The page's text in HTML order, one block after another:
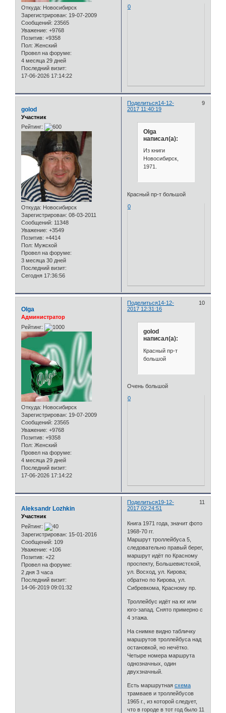
Откуда: Новосибирск
Зарегистрирован: 19-07-2009
Сообщений: 23565
Уважение: +9768
Позитив: +9358
Пол: Женский
Провел на форуме:
4 месяца 29 дней
Последний визит:
17-06-2026 17:14:22
0
Поделиться 9
14-12-
2017 11:40:19
golod
Участник
Рейтинг:
Откуда: Новосибирск
Зарегистрирован: 08-03-2011
Сообщений: 11348
Уважение: +3549
Позитив: +4414
Пол: Мужской
Провел на форуме:
3 месяца 30 дней
Последний визит:
Сегодня 17:36:56
Olga
написал(а):
Из книги
Новосибирск,
1971.
Красный пр-т большой
0
Поделиться 10
14-12-
2017 12:31:16
Olga
Администратор
Рейтинг:
Откуда: Новосибирск
Зарегистрирован: 19-07-2009
Сообщений: 23565
Уважение: +9768
Позитив: +9358
Пол: Женский
Провел на форуме:
4 месяца 29 дней
Последний визит:
17-06-2026 17:14:22
golod
написал(а):
Красный пр-т
большой
Очень большой
0
Поделиться 11
19-12-
2017 02:24:51
Aleksandr Lozhkin
Участник
Рейтинг:
Зарегистрирован: 15-01-2016
Сообщений: 109
Уважение: +106
Позитив: +22
Провел на форуме:
2 дня 3 часа
Последний визит:
14-06-2019 09:01:32
Книга 1971 года, значит фото
1968-70 гг.
Маршрут троллейбуса 5,
следовательно правый берег,
маршрут идёт по Красному
проспекту, Большевистской,
ул. Восход, ул. Кирова;
обратно по Кирова, ул.
Сибревкома, Красному пр.
Троллейбус идёт на юг или
юго-запад. Снято примерно с
4 этажа.
На снимке видно табличку
маршрутов троллейбуса над
остановкой, но нечётко.
Четыре номера маршрута
однозначных, один
двухзначный.
Есть маршрутнаясхема
трамваев и троллейбусов
1965 г., из которой следует,
что в городе в тот год было 11